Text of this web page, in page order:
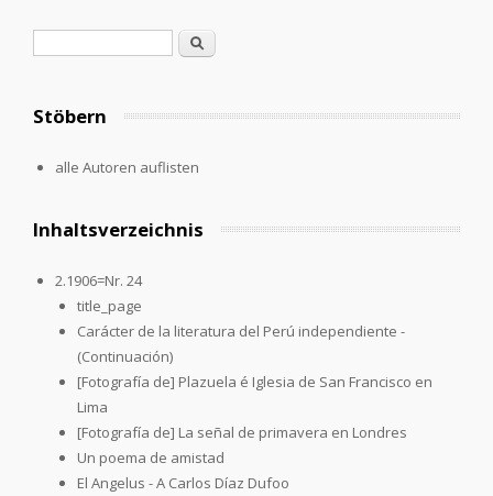
Search
Stöbern
alle Autoren auflisten
Inhaltsverzeichnis
2.1906=Nr. 24
title_page
Carácter de la literatura del Perú independiente -
(Continuación)
[Fotografía de] Plazuela é Iglesia de San Francisco en
Lima
[Fotografía de] La señal de primavera en Londres
Un poema de amistad
El Angelus - A Carlos Díaz Dufoo